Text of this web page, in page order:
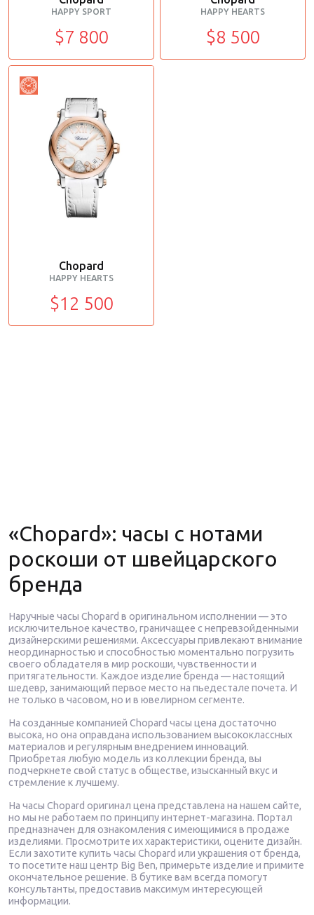
HAPPY SPORT
$7 800
HAPPY HEARTS
$8 500
Chopard
HAPPY HEARTS
$12 500
«Chopard»: часы с нотами
роскоши от швейцарского
бренда
Наручные часы Chopard в оригинальном исполнении — это
исключительное качество, граничащее с непревзойденными
дизайнерскими решениями. Аксессуары привлекают внимание
неординарностью и способностью моментально погрузить
своего обладателя в мир роскоши, чувственности и
притягательности. Каждое изделие бренда — настоящий
шедевр, занимающий первое место на пьедестале почета. И
не только в часовом, но и в ювелирном сегменте.
На созданные компанией Chopard часы цена достаточно
высока, но она оправдана использованием высококлассных
материалов и регулярным внедрением инноваций.
Приобретая любую модель из коллекции бренда, вы
подчеркнете свой статус в обществе, изысканный вкус и
стремление к лучшему.
На часы Chopard оригинал цена представлена на нашем сайте,
но мы не работаем по принципу интернет-магазина. Портал
предназначен для ознакомления с имеющимися в продаже
изделиями. Просмотрите их характеристики, оцените дизайн.
Если захотите купить часы Chopard или украшения от бренда,
то посетите наш центр Big Ben, примерьте изделие и примите
окончательное решение. В бутике вам всегда помогут
консультанты, предоставив максимум интересующей
информации.